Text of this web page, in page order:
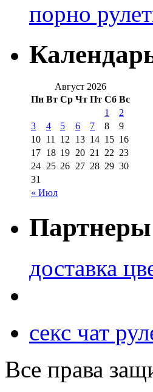
порно
Август 2026
Пн Вт Ср Чт Пт Сб Вс
« Июл
1
2
3
4 5 6 7 8
9
10 11 12 13 14 15 16
17 18 19 20 21 22 23
24 25 26 27 28 29 30
31
Партнеры
доставка
секс чат
Все права